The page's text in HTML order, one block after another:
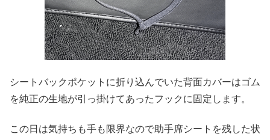
シートバックポケットに折り込んでいた背面カバーはゴム
を純正の生地が引っ掛けてあったフックに固定します。
この日は気持ちも手も限界なので助手席シートを残した状